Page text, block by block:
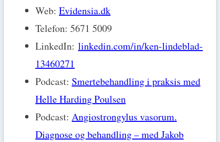
Web: Evidensia.dk
Telefon: 5671 5009
LinkedIn: linkedin.com/in/ken-lindeblad-
13460271
Podcast: Smertebehandling i praksis med
Helle Harding Poulsen
Podcast: Angiostrongylus vasorum.
Diagnose og behandling – med Jakob